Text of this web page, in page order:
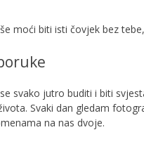
moći biti isti čovjek bez
svako jutro buditi i biti
Svaki dan gledam
na nas dvoje.